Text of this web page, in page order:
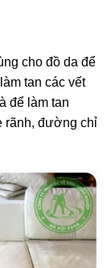
cho đồ da để
tan các vết
để làm tan
rãnh, đường chỉ